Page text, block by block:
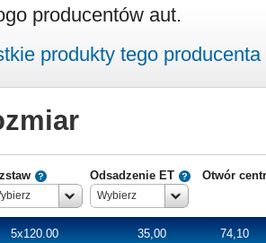
producentów aut.
produkty tego producenta
Odsadzenie ET
Wybierz
Otwór
5x120.00 35,00 74,10